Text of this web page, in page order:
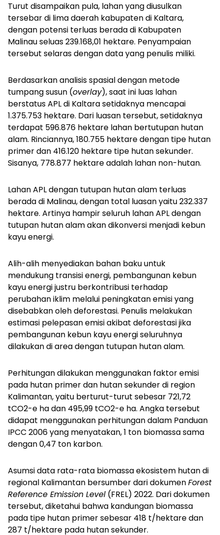
Turut disampaikan pula, lahan yang diusulkan
tersebar di lima daerah kabupaten di Kaltara,
dengan potensi terluas berada di Kabupaten
Malinau seluas 239.168,01 hektare. Penyampaian
tersebut selaras dengan data yang penulis miliki.
Berdasarkan analisis spasial dengan metode
tumpang susun (overlay), saat ini luas lahan
berstatus APL di Kaltara setidaknya mencapai
1.375.753 hektare. Dari luasan tersebut, setidaknya
terdapat 596.876 hektare lahan bertutupan hutan
alam. Rinciannya, 180.755 hektare dengan tipe hutan
primer dan 416.120 hektare tipe hutan sekunder.
Sisanya, 778.877 hektare adalah lahan non-hutan.
Lahan APL dengan tutupan hutan alam terluas
berada di Malinau, dengan total luasan yaitu 232.337
hektare. Artinya hampir seluruh lahan APL dengan
tutupan hutan alam akan dikonversi menjadi kebun
kayu energi.
Alih-alih menyediakan bahan baku untuk
mendukung transisi energi, pembangunan kebun
kayu energi justru berkontribusi terhadap
perubahan iklim melalui peningkatan emisi yang
disebabkan oleh deforestasi. Penulis melakukan
estimasi pelepasan emisi akibat deforestasi jika
pembangunan kebun kayu energi seluruhnya
dilakukan di area dengan tutupan hutan alam.
Perhitungan dilakukan menggunakan faktor emisi
pada hutan primer dan hutan sekunder di region
Kalimantan, yaitu berturut-turut sebesar 721,72
tCO2-e ha dan 495,99 tCO2-e ha. Angka tersebut
didapat menggunakan perhitungan dalam Panduan
IPCC 2006 yang menyatakan, 1 ton biomassa sama
dengan 0,47 ton karbon.
Asumsi data rata-rata biomassa ekosistem hutan di
regional Kalimantan bersumber dari dokumenForest
Reference Emission Level (FREL) 2022. Dari dokumen
tersebut, diketahui bahwa kandungan biomassa
pada tipe hutan primer sebesar 418 t/hektare dan
287 t/hektare pada hutan sekunder.